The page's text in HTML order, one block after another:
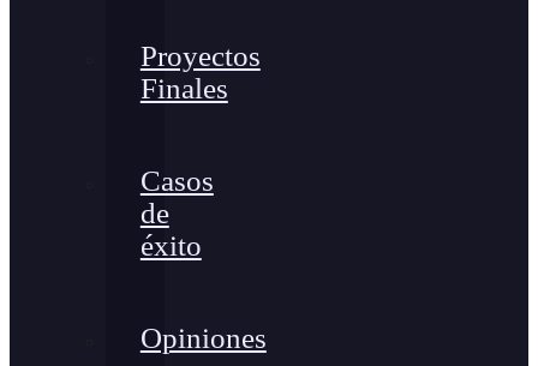
Proyectos
Finales
Casos
de
éxito
Opiniones